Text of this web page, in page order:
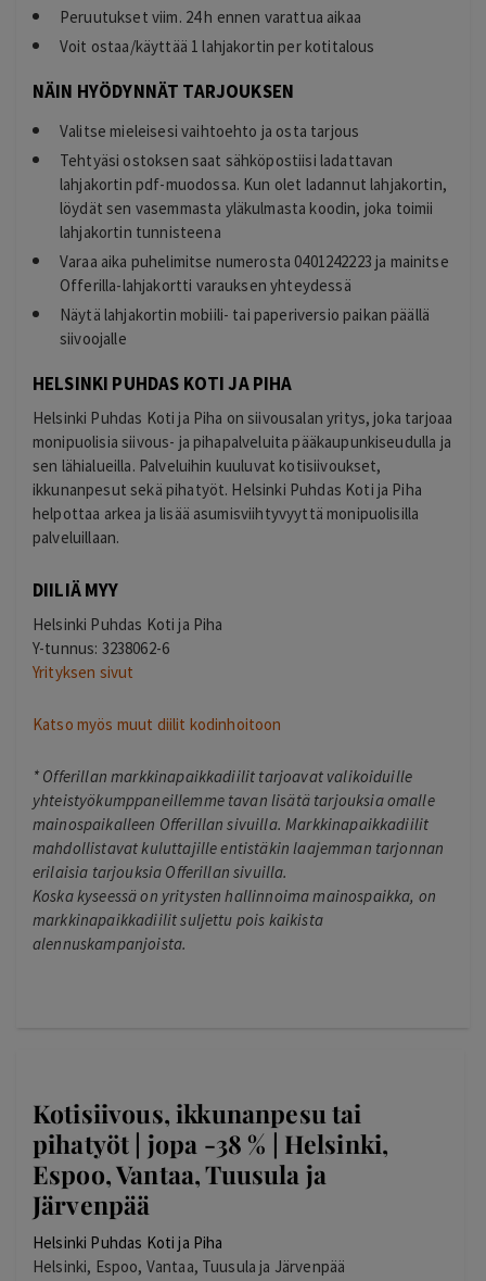
Peruutukset viim. 24 h ennen varattua aikaa
Voit ostaa/käyttää 1 lahjakortin per kotitalous
NÄIN HYÖDYNNÄT TARJOUKSEN
Valitse mieleisesi vaihtoehto ja osta tarjous
Tehtyäsi ostoksen saat sähköpostiisi ladattavan
lahjakortin pdf-muodossa. Kun olet ladannut lahjakortin,
löydät sen vasemmasta yläkulmasta koodin, joka toimii
lahjakortin tunnisteena
Varaa aika puhelimitse numerosta 0401242223 ja mainitse
Offerilla-lahjakortti varauksen yhteydessä
Näytä lahjakortin mobiili- tai paperiversio paikan päällä
siivoojalle
HELSINKI PUHDAS KOTI JA PIHA
Helsinki Puhdas Koti ja Piha on siivousalan yritys, joka tarjoaa
monipuolisia siivous- ja pihapalveluita pääkaupunkiseudulla ja
sen lähialueilla. Palveluihin kuuluvat kotisiivoukset,
ikkunanpesut sekä pihatyöt. Helsinki Puhdas Koti ja Piha
helpottaa arkea ja lisää asumisviihtyvyyttä monipuolisilla
palveluillaan.
DIILIÄ MYY
Helsinki Puhdas Koti ja Piha
Y-tunnus: 3238062-6
Yrityksen sivut
Katso myös muut diilit kodinhoitoon
* Offerillan markkinapaikkadiilit tarjoavat valikoiduille
yhteistyökumppaneillemme tavan lisätä tarjouksia omalle
mainospaikalleen Offerillan sivuilla. Markkinapaikkadiilit
mahdollistavat kuluttajille entistäkin laajemman tarjonnan
erilaisia tarjouksia Offerillan sivuilla.
Koska kyseessä on yritysten hallinnoima mainospaikka, on
markkinapaikkadiilit suljettu pois kaikista
alennuskampanjoista.
Kotisiivous, ikkunanpesu tai
pihatyöt | jopa -38 % | Helsinki,
Espoo, Vantaa, Tuusula ja
Järvenpää
Helsinki Puhdas Koti ja Piha
Helsinki, Espoo, Vantaa, Tuusula ja Järvenpää